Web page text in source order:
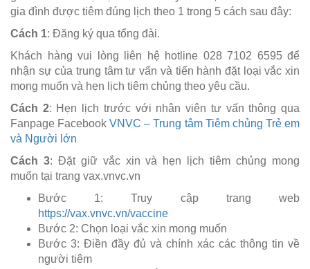
gia đình được tiêm đúng lịch theo 1 trong 5 cách sau đây:
Cách 1: Đăng ký qua tổng đài.
Khách hàng vui lòng liên hệ hotline 028 7102 6595 để
nhận sự của trung tâm tư vấn và tiến hành đặt loại vắc xin
mong muốn và hẹn lịch tiêm chủng theo yêu cầu.
Cách 2: Hẹn lịch trước với nhân viên tư vấn thông qua
Fanpage FacebookVNVC – Trung tâm Tiêm chủng Trẻ em
và Người lớn
Cách 3: Đặt giữ vắc xin và hẹn lịch tiêm chủng mong
muốn tại trang vax.vnvc.vn
Bước 1: Truy cập trang web
https://vax.vnvc.vn/vaccine
Bước 2: Chọn loại vắc xin mong muốn
Bước 3: Điền đầy đủ và chính xác các thông tin về
người tiêm